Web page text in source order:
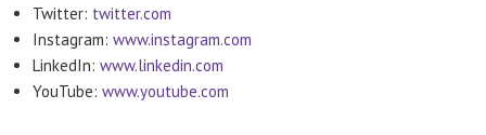
Twitter: twitter.com
Instagram: www.instagram.com
LinkedIn: www.linkedin.com
YouTube: www.youtube.com